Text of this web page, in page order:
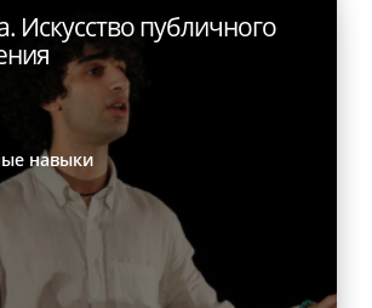
Искусство публичного
навыки